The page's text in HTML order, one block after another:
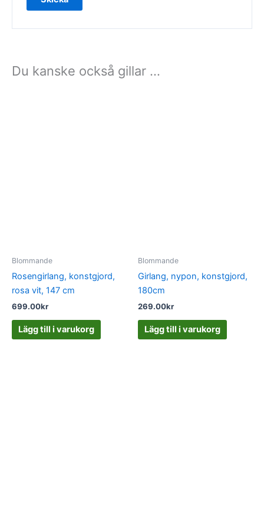
Du kanske också gillar …
Blommande
Rosengirlang, konstgjord,
rosa vit, 147 cm
699.00kr
Lägg till i varukorg
Blommande
Girlang, nypon, konstgjord,
180cm
269.00kr
Lägg till i varukorg